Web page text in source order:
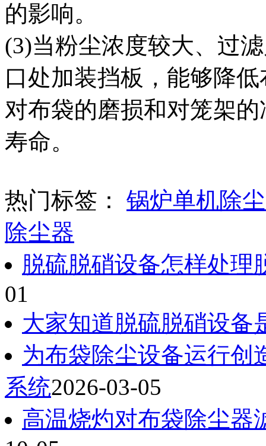
的影响。
(3)当粉尘浓度较大、过
口处加装挡板，能够降
对布袋的磨损和对笼架
寿命。
热门标签： 锅炉单机除
除尘器
脱硫脱硝设备怎样处理
01
大家知道脱硫脱硝设备
为布袋除尘设备运行创
系统2026-03-05
高温烧灼对布袋除尘器